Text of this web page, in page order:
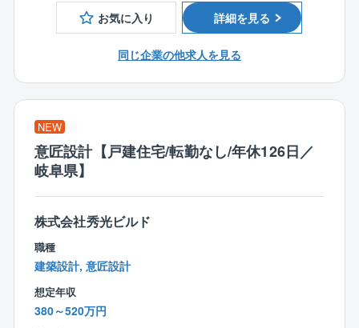
◆業務の流れ◆
◎検査業務は全て現場で直接対応
◎チェックシートに従って検査を実施
◎検査後、写真を撮影して専用サイトに登録
◎基準を満たさない項目があった場合、
監督や現場の職人さんに伝え、修正を依頼
★現場の職人さんとのコミュニケーションが重要で
す！
監督や職人さんと連携をとりながら、
お客様の暮らしの安心と安全のために
真摯に品質検査に取り組んでいきましょう！
＼教育体制について／
入社後は、建築関係の知識や経験に合わせたOJTで仕
事を教えます。
検査課のリーダーや課長がいる店舗にて、1カ月 程OJ
お気に入り 詳細を見る
同じ企業の他求人を見る
NEW
意匠設計【戸建住宅/転勤なし/年休126日／
岐阜県】
株式会社秀光ビルド
職種
建築設計, 意匠設計
想定年収
380～520万円